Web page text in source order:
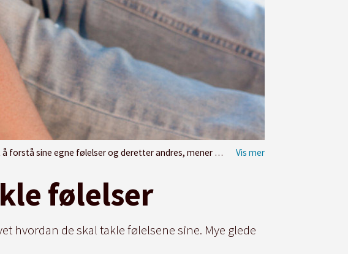
og deretter andres, mener professor May Britt Drugli NTNU.
følelser
hvordan de skal takle følelsene sine. Mye glede